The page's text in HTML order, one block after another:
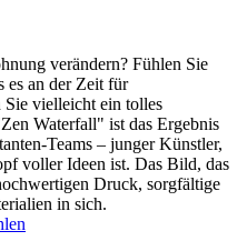
verändern? Fühlen Sie
es an der Zeit für
Sie vielleicht ein tolles
Waterfall" ist das Ergebnis
Teams – junger Künstler,
voller Ideen ist. Das Bild, das
Druck, sorgfältige
in sich.